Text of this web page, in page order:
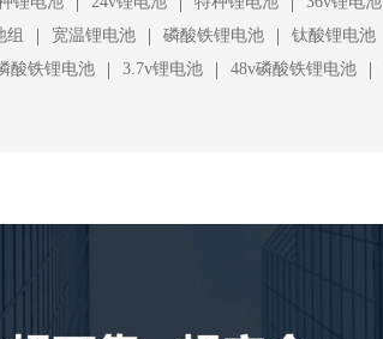
组 | 宽温锂电池 | 磷酸铁锂电池 | 钛酸锂电池
酸铁锂电池 | 3.7v锂电池 | 48v磷酸铁锂电池 |